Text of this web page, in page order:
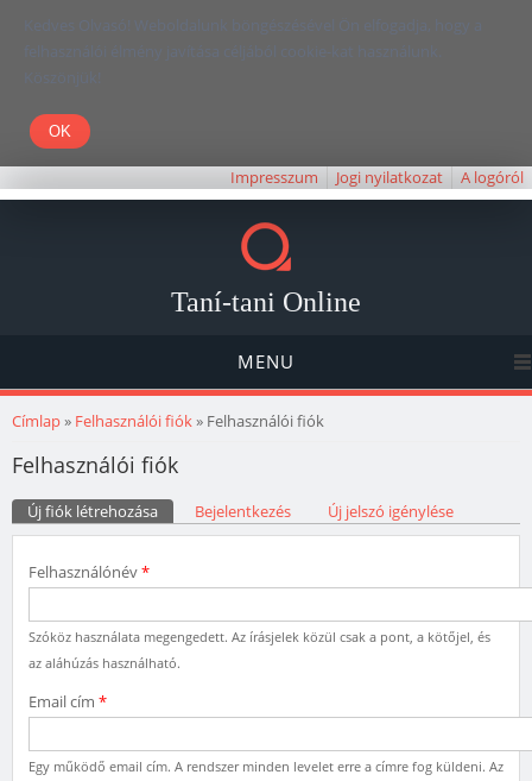
Kedves Olvasó! Weboldalunk böngészésével Ön elfogadja, hogy a
felhasználói élmény javítása céljából cookie-kat használunk.
Köszönjük!
Impresszum Jogi nyilatkozat A logóról
Taní-tani Online
MENU
Jelenlegi hely
Címlap» Felhasználói fiók» Felhasználói fiók
Felhasználói fiók
Elsődleges fülek
Új fiók létrehozása (aktív fül)Bejelentkezés Új jelszó igénylése
Felhasználónév*
Szóköz használata megengedett. Az írásjelek közül csak a pont, a kötőjel, és
az aláhúzás használható.
Email cím *
Egy működő email cím. A rendszer minden levelet erre a címre fog küldeni. Az